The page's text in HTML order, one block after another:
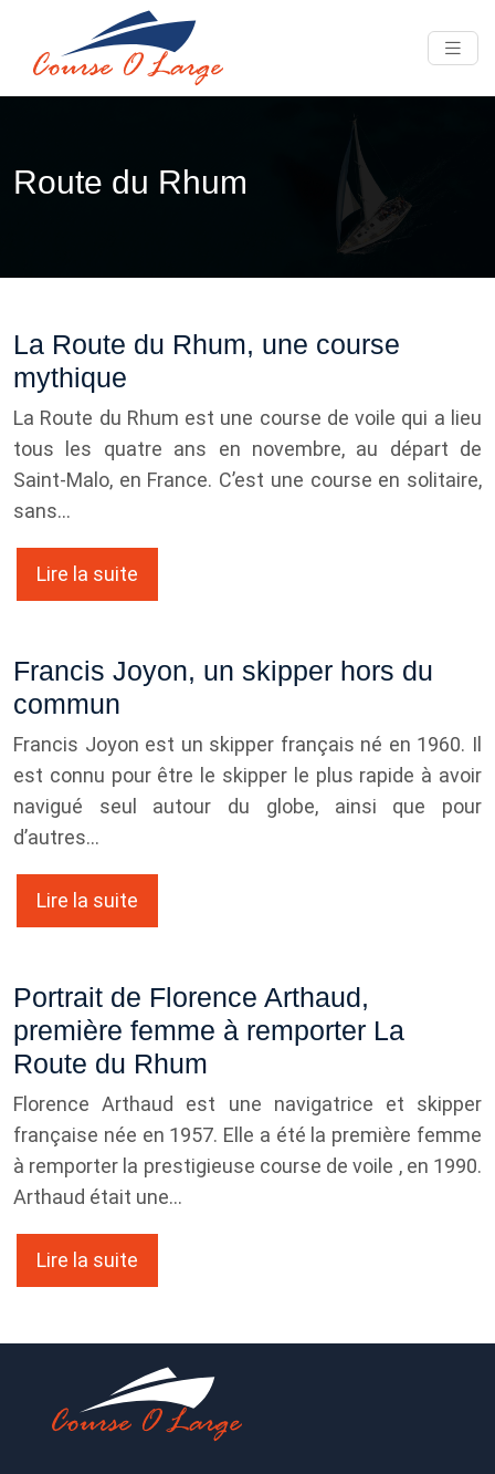
Route du Rhum
La Route du Rhum, une course
mythique
La Route du Rhum est une course de voile qui a lieu
tous les quatre ans en novembre, au départ de
Saint-Malo, en France. C’est une course en solitaire,
sans…
Lire la suite
Francis Joyon, un skipper hors du
commun
Francis Joyon est un skipper français né en 1960. Il
est connu pour être le skipper le plus rapide à avoir
navigué seul autour du globe, ainsi que pour
d’autres…
Lire la suite
Portrait de Florence Arthaud,
première femme à remporter La
Route du Rhum
Florence Arthaud est une navigatrice et skipper
française née en 1957. Elle a été la première femme
à remporter la prestigieuse course de voile , en 1990.
Arthaud était une…
Lire la suite